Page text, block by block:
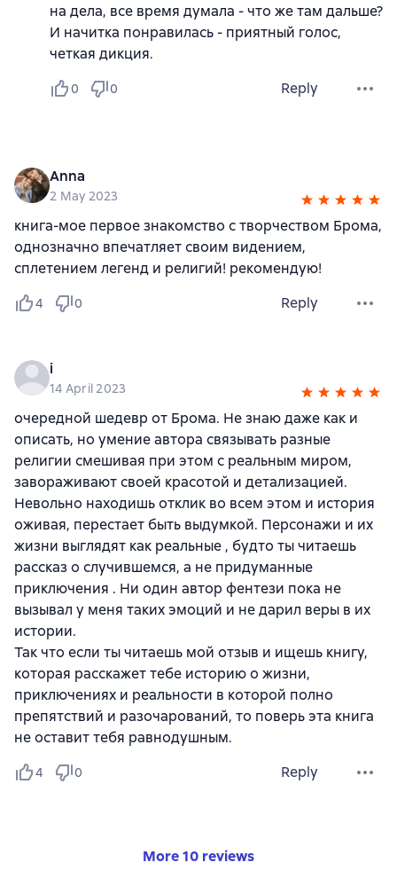
на дела, все время думала - что же там дальше?
И начитка понравилась - приятный голос,
четкая дикция.
0 0 Reply
Anna
2 May 2023
книга-мое первое знакомство с творчеством Брома,
однозначно впечатляет своим видением,
сплетением легенд и религий! рекомендую!
4 0 Reply
i
14 April 2023
очередной шедевр от Брома. Не знаю даже как и
описать, но умение автора связывать разные
религии смешивая при этом с реальным миром,
завораживают своей красотой и детализацией.
Невольно находишь отклик во всем этом и история
оживая, перестает быть выдумкой. Персонажи и их
жизни выглядят как реальные , будто ты читаешь
рассказ о случившемся, а не придуманные
приключения . Ни один автор фентези пока не
вызывал у меня таких эмоций и не дарил веры в их
истории.
Так что если ты читаешь мой отзыв и ищешь книгу,
которая расскажет тебе историю о жизни,
приключениях и реальности в которой полно
препятствий и разочарований, то поверь эта книга
не оставит тебя равнодушным.
4 0 Reply
More 10 reviews